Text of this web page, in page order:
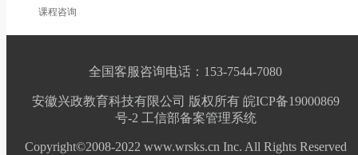
课程咨询
全国客服咨询电话：153-7544-7080
安徽兴政教育科技有限公司 版权所有 皖ICP备19000869
号-2 工信部备案管理系统
Copyright©2008-2022 www.wrsks.cn Inc. All Rights Reserved